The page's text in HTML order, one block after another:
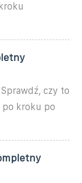
czy to
kroku po